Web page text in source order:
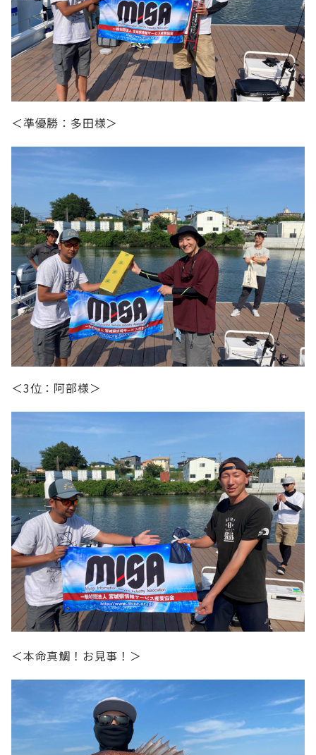
＜準優勝：多田様＞
＜3位：阿部様＞
＜本命真鯛！お見事！＞